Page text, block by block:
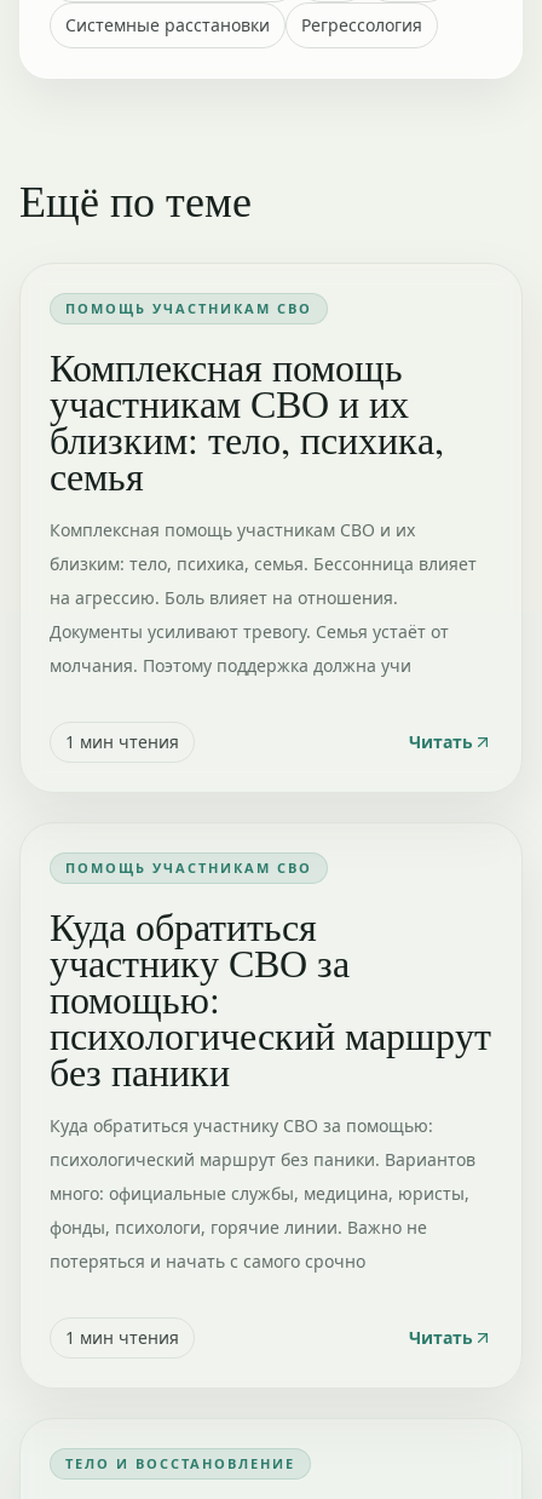
Системные расстановки
Регрессология
Ещё по теме
ПОМОЩЬ УЧАСТНИКАМ СВО
Комплексная помощь
участникам СВО и их
близким: тело, психика,
семья
Комплексная помощь участникам СВО и их
близким: тело, психика, семья. Бессонница влияет
на агрессию. Боль влияет на отношения.
Документы усиливают тревогу. Семья устаёт от
молчания. Поэтому поддержка должна учи
1 мин чтения Читать
ПОМОЩЬ УЧАСТНИКАМ СВО
Куда обратиться
участнику СВО за
помощью:
психологический маршрут
без паники
Куда обратиться участнику СВО за помощью:
психологический маршрут без паники. Вариантов
много: официальные службы, медицина, юристы,
фонды, психологи, горячие линии. Важно не
потеряться и начать с самого срочно
1 мин чтения Читать
ТЕЛО И ВОССТАНОВЛЕНИЕ